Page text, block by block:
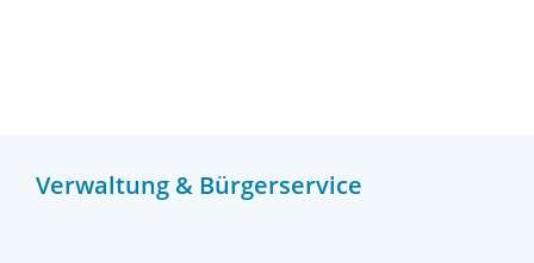
Verwaltung & Bürgerservice